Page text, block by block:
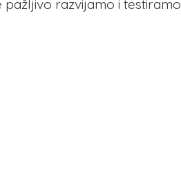
razvijamo i testiramo